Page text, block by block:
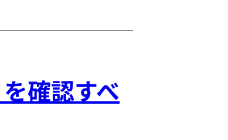
確認すべ